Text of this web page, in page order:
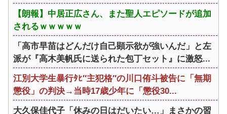
【朗報】中居正広さん、また聖人エピソードが追加
されるｗｗｗｗｗ
「高市早苗はどんだけ自己顕示欲が強いんだ」と左
派が『高木美帆氏に送られた包丁セット』に激怒...
江別大学生暴行ﾀﾋ″主犯格″の川口侑斗被告に「無期
懲役」の判決→当時17歳少年に「懲役30...
大久保佳代子「休みの日はだいたい…」まさかの習